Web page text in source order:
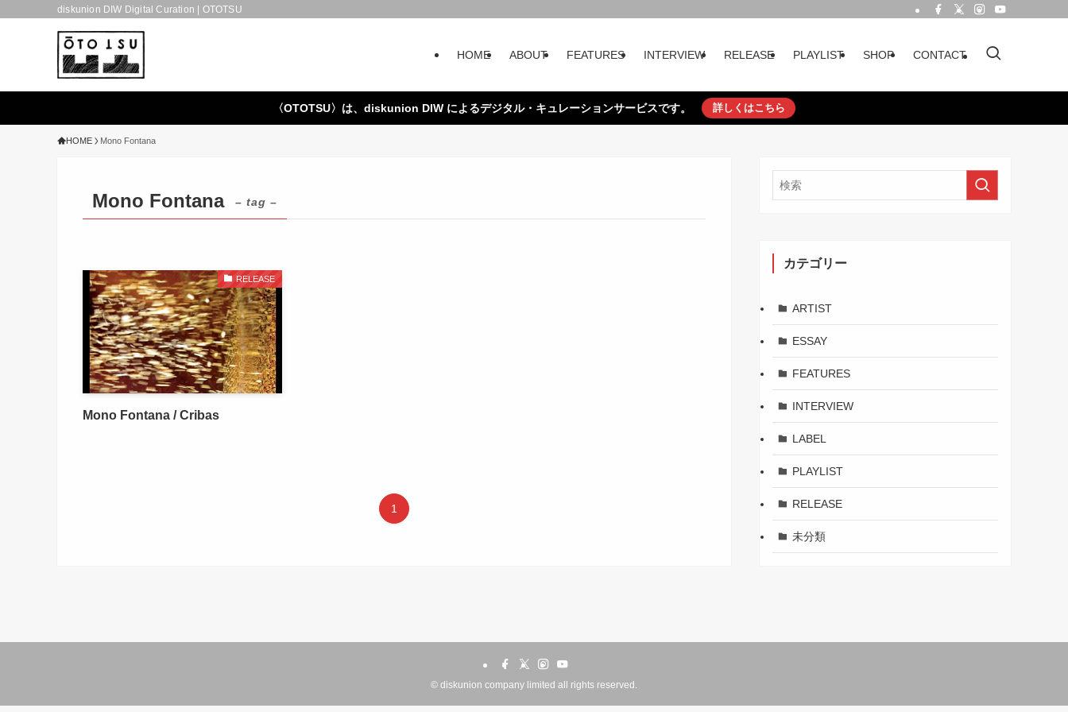
diskunion DIW Digital Curation | OTOTSU
HOME ABOUT FEATURES INTERVIEW RELEASE PLAYLIST SHOP CONTACT
〈OTOTSU〉は、diskunion DIW によるデジタル・キュレーションサービスです。 詳しくはこちら
HOME Mono Fontana
Mono Fontana – tag –
RELEASE
Mono Fontana / Cribas
1
カテゴリー
ARTIST
ESSAY
FEATURES
INTERVIEW
LABEL
PLAYLIST
RELEASE
未分類
© diskunion company limited all rights reserved.